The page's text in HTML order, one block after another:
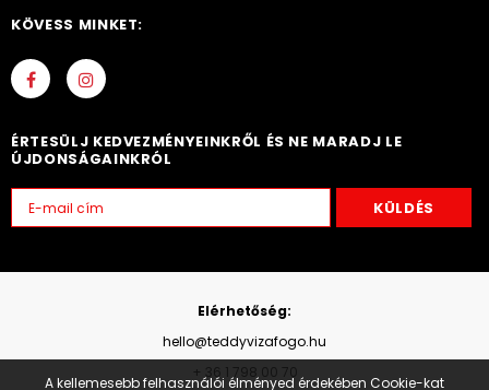
A kellemesebb felhasználói élményed érdekében Cookie-kat
KÖVESS MINKET:
ÉRTESÜLJ KEDVEZMÉNYEINKRŐL ÉS NE MARADJ LE
ÚJDONSÁGAINKRÓL
Elérhetőség:
hello@teddyvizafogo.hu
+ 36 1 798 00 70